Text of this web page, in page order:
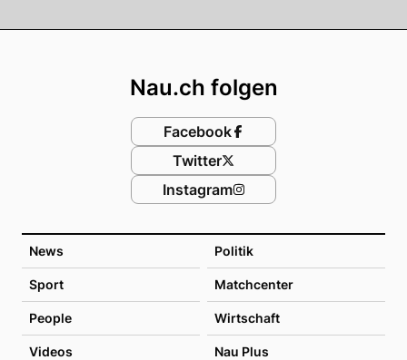
News Politik
Sport Matchcenter
People Wirtschaft
Videos Nau Plus
Nau.ch folgen
Facebook
Twitter
Instagram